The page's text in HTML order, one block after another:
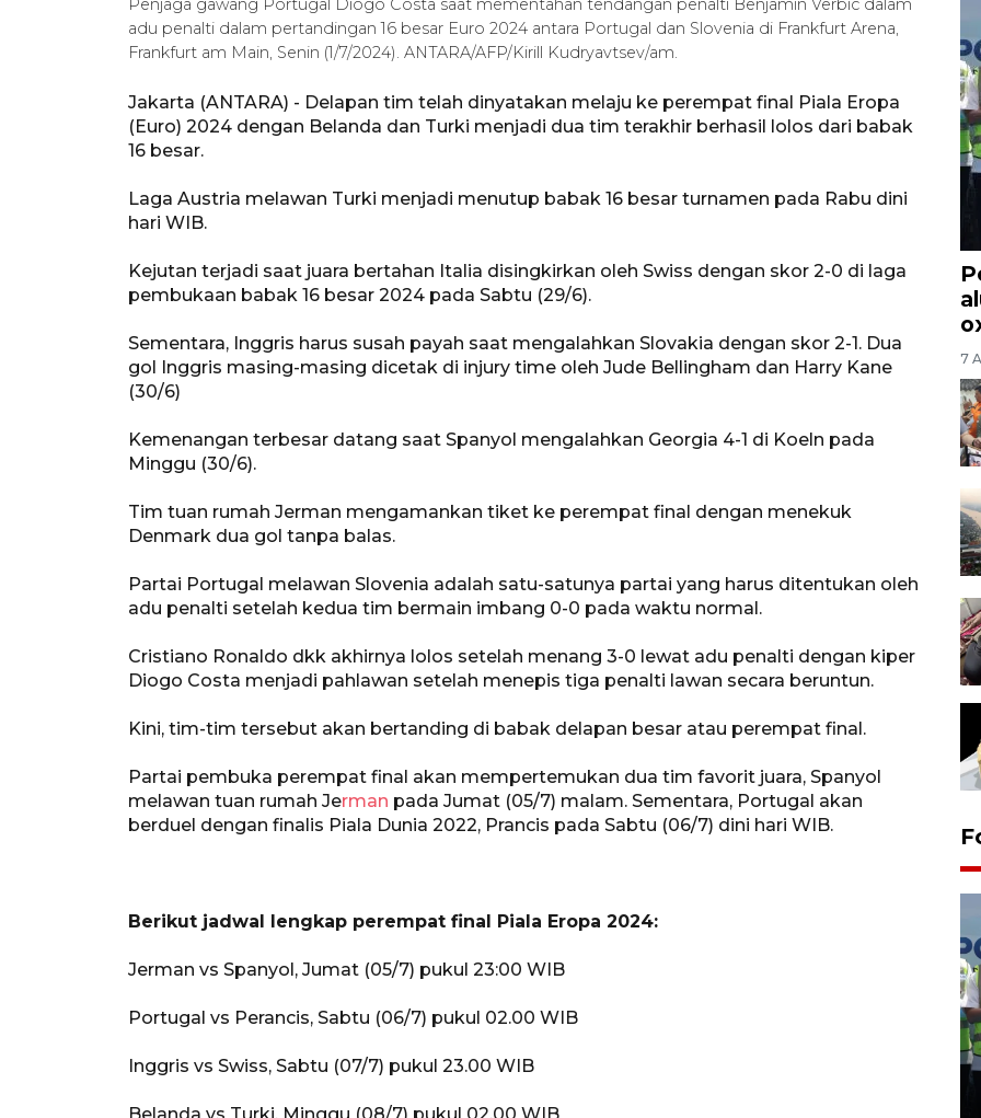
Penjaga gawang Portugal Diogo Costa saat mementahan tendangan penalti Benjamin Verbic dalam
adu penalti dalam pertandingan 16 besar Euro 2024 antara Portugal dan Slovenia di Frankfurt Arena,
Frankfurt am Main, Senin (1/7/2024). ANTARA/AFP/Kirill Kudryavtsev/am.
Jakarta (ANTARA) - Delapan tim telah dinyatakan melaju ke perempat final Piala Eropa
(Euro) 2024 dengan Belanda dan Turki menjadi dua tim terakhir berhasil lolos dari babak
16 besar.
Laga Austria melawan Turki menjadi menutup babak 16 besar turnamen pada Rabu dini
hari WIB.
Kejutan terjadi saat juara bertahan Italia disingkirkan oleh Swiss dengan skor 2-0 di laga
pembukaan babak 16 besar 2024 pada Sabtu (29/6).
Sementara, Inggris harus susah payah saat mengalahkan Slovakia dengan skor 2-1. Dua
gol Inggris masing-masing dicetak di injury time oleh Jude Bellingham dan Harry Kane
(30/6)
Kemenangan terbesar datang saat Spanyol mengalahkan Georgia 4-1 di Koeln pada
Minggu (30/6).
Tim tuan rumah Jerman mengamankan tiket ke perempat final dengan menekuk
Denmark dua gol tanpa balas.
Partai Portugal melawan Slovenia adalah satu-satunya partai yang harus ditentukan oleh
adu penalti setelah kedua tim bermain imbang 0-0 pada waktu normal.
Cristiano Ronaldo dkk akhirnya lolos setelah menang 3-0 lewat adu penalti dengan kiper
Diogo Costa menjadi pahlawan setelah menepis tiga penalti lawan secara beruntun.
Kini, tim-tim tersebut akan bertanding di babak delapan besar atau perempat final.
Partai pembuka perempat final akan mempertemukan dua tim favorit juara, Spanyol
melawan tuan rumah Jerman pada Jumat (05/7) malam. Sementara, Portugal akan
berduel dengan finalis Piala Dunia 2022, Prancis pada Sabtu (06/7) dini hari WIB.
Berikut jadwal lengkap perempat final Piala Eropa 2024:
Jerman vs Spanyol, Jumat (05/7) pukul 23:00 WIB
Portugal vs Perancis, Sabtu (06/7) pukul 02.00 WIB
Inggris vs Swiss, Sabtu (07/7) pukul 23.00 WIB
Belanda vs Turki, Minggu (08/7) pukul 02.00 WIB
7